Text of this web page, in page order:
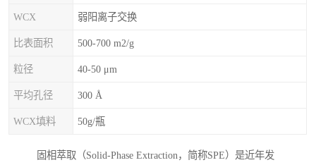
WCX 弱阳离子交换
比表面积 500-700 m2/g
粒径 40-50 μm
平均孔径 300 Å
WCX填料 50g/瓶
固相萃取（Solid-Phase Extraction，简称SPE）是近年发